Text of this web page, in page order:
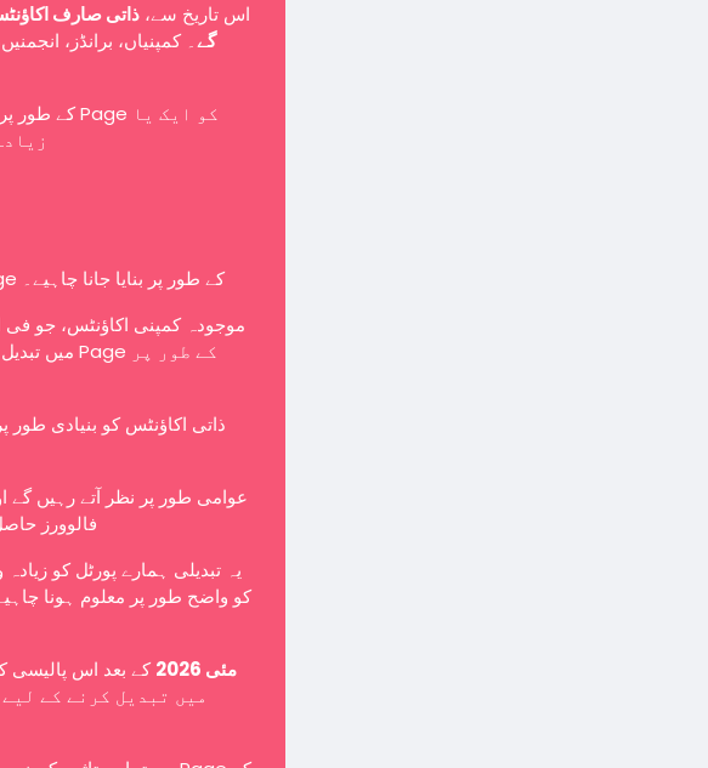
اس تاریخ سے، ذاتی صارف
گے۔ کمپنیاں، برانڈز،
کمپنیوں، برانڈز، انجمنوں، تنظیموں اور منصوبوں کو Page کے طور پر بنایا جانا چاہیے۔
موجودہ کمپنی اکاؤنٹس، جو
ذاتی اکاؤنٹس کو بنیادی طور
فالوورز
یہ تبدیلی ہمارے پورٹل کو
کو واضح طور پر معلوم ہونا
15 مئی 2026
کے بعد اس پالیسی